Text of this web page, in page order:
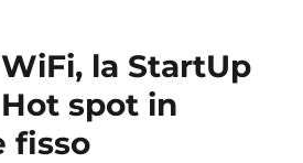
la StartUp
spot in
fisso